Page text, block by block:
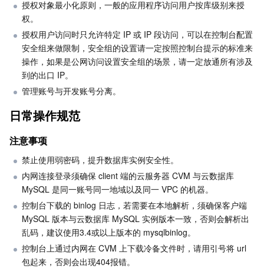
数据加速器 GooseFS
云数据库 PostgreSQL
云数据库 SQL Server
TDSQL MySQL 版
TDSQL Boundless
腾讯云分布式缓存数据库（兼容 Redis）
云数据库 MongoDB
游戏数据库 TcaplusDB
云数据库 Tendis
时序数据库 CTSDB
数据库 SaaS 服务
数据传输服务
数据库专家服务
数据库智能管家 DBbrain
数据库管理中心
网络
私有网络
负载均衡
网关负载均衡
云联网
弹性网卡
NAT 网关
数据安全
数据安全治理中心
密钥管理系统
堡垒机
数据安全审计
业务安全
验证码
图片内容安全
音频内容安全
视频内容安全
安全服务
安全服务平台
云防火墙
Web 应用防火墙
主机安全
应用安全
移动应用安全
安全凭证服务
域名与网站
域名注册
企业应用
授权对象最小化原则，一般的应用程序访问用户按库级别来授
权。
授权用户访问时只允许特定 IP 或 IP 段访问，可以在控制台配置
安全组来做限制，安全组的设置请一定按照控制台提示的标准来
操作，如果是公网访问设置安全组的场景，请一定放通所有涉及
到的出口 IP。
管理账号与开发账号分离。
日常操作规范
注意事项
禁止使用弱密码，提升数据库实例安全性。
内网连接登录须确保 client 端的云服务器 CVM 与云数据库
MySQL 是同一账号同一地域以及同一 VPC 的机器。
控制台下载的 binlog 日志，若需要在本地解析，须确保客户端
MySQL 版本与云数据库 MySQL 实例版本一致，否则会解析出
乱码，建议使用3.4或以上版本的 mysqlbinlog。
控制台上通过内网在 CVM 上下载冷备文件时，请用引号将 url
包起来，否则会出现404报错。